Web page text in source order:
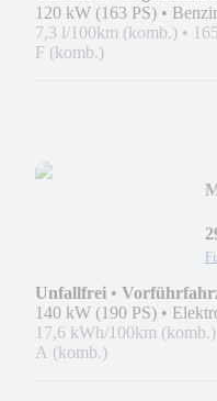
120 kW (163 PS) •
7,3 l/100km (komb.) •
F (komb.)
Unfallfrei •
140 kW (190 PS) •
17,6 kWh/100km (komb.)
A (komb.)